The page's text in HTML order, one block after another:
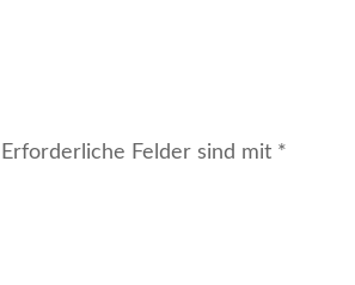
Erforderliche Felder sind mit *